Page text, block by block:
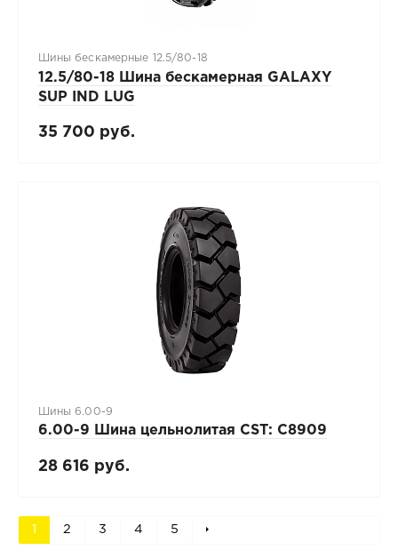
Шины бескамерные 12.5/80-18
12.5/80-18 Шина бескамерная GALAXY
SUP IND LUG
35 700 руб.
Шины 6.00-9
6.00-9 Шина цельнолитая CST: C8909
28 616 руб.
1 2 3 4 5